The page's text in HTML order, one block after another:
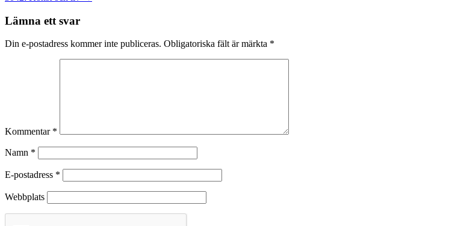
Lämna ett svar
Din e-postadress kommer inte publiceras. Obligatoriska fält är märkta *
Kommentar *
Namn *
E-postadress *
Webbplats